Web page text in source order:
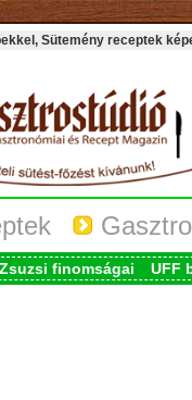
Sütemény receptek
Zsuzsi finomságai UFF